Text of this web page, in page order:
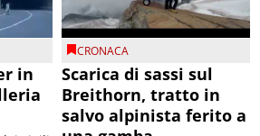
in
CRONACA
Scarica di sassi sul
Breithorn, tratto in
salvo alpinista ferito a